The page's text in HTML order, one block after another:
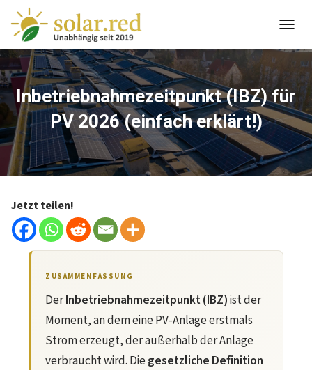
springen
O
L
E
N
A
V
I
G
Inbetriebnahmezeitpunkt (IBZ) für
PV 2026 (einfach erklärt!)
Jetzt teilen!
ZUSAMMENFASSUNG
DerInbetriebnahmezeitpunkt (IBZ)ist der
Moment, an dem eine PV-Anlage erstmals
Strom erzeugt, der außerhalb der Anlage
verbraucht wird. Diegesetzliche Definition